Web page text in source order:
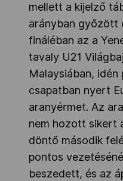
mellett a kijelző
arányban győzött
fináléban az a
tavaly U21
Malaysiában,
csapatban nyert
aranyérmet. Az
nem hozott sikert
döntő második
pontos
beszedett, és az